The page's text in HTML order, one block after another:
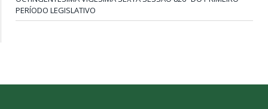
PERÍODO LEGISLATIVO